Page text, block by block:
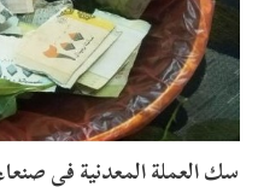
سك العملة المعدنية في